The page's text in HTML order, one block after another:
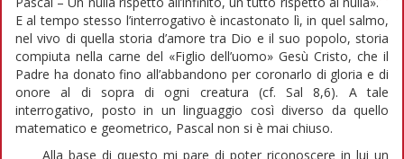
E al tempo stesso l’interrogativo è incastonato lì, in quel salmo,
nel vivo di quella storia d’amore tra Dio e il suo popolo, storia
compiuta nella carne del «Figlio dell’uomo» Gesù Cristo, che il
Padre ha donato fino all’abbandono per coronarlo di gloria e di
onore al di sopra di ogni creatura (cf. Sal 8,6). A tale
interrogativo, posto in un linguaggio così diverso da quello
matematico e geometrico, Pascal non si è mai chiuso.
Alla base di questo mi pare di poter riconoscere in lui un